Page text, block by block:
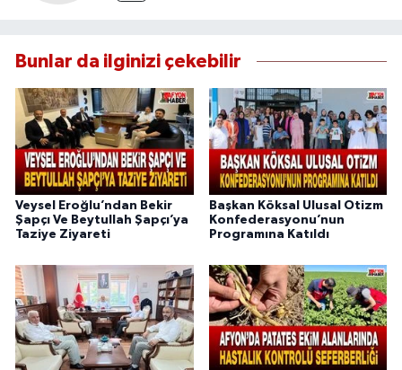
Bunlar da ilginizi çekebilir
Veysel Eroğlu’ndan Bekir
Şapçı Ve Beytullah Şapçı’ya
Taziye Ziyareti
Başkan Köksal Ulusal Otizm
Konfederasyonu’nun
Programına Katıldı